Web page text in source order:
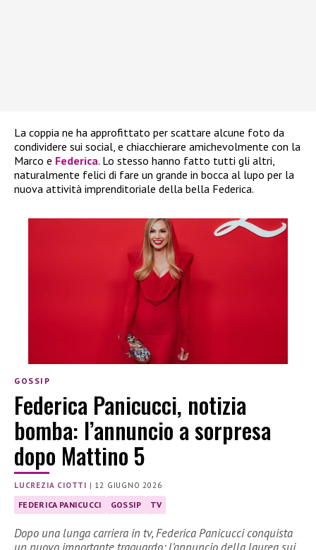
La coppia ne ha approfittato per scattare alcune foto da
condividere sui social, e chiacchierare amichevolmente con la
Marco e Federica. Lo stesso hanno fatto tutti gli altri,
naturalmente felici di fare un grande in bocca al lupo per la
nuova attività imprenditoriale della bella Federica.
GOSSIP
Federica Panicucci, notizia
bomba: l’annuncio a sorpresa
dopo Mattino 5
LUCREZIA CIOTTI | 12 GIUGNO 2026
FEDERICA PANICUCCI GOSSIP TV
Dopo una lunga carriera in tv, Federica Panicucci conquista